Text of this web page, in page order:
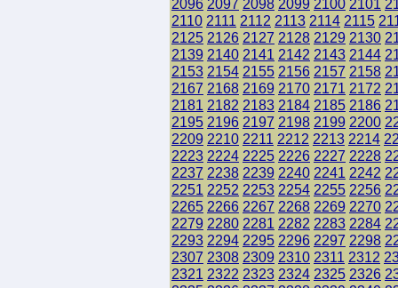
2096 2097 2098 2099 2100 2101
2110 2111 2112 2113 2114 2115
2125 2126 2127 2128 2129 2130
2139 2140 2141 2142 2143 2144
2153 2154 2155 2156 2157 2158
2167 2168 2169 2170 2171 2172
2181 2182 2183 2184 2185 2186
2195 2196 2197 2198 2199 2200
2209 2210 2211 2212 2213 2214
2223 2224 2225 2226 2227 2228
2237 2238 2239 2240 2241 2242
2251 2252 2253 2254 2255 2256
2265 2266 2267 2268 2269 2270
2279 2280 2281 2282 2283 2284
2293 2294 2295 2296 2297 2298
2307 2308 2309 2310 2311 2312
2321 2322 2323 2324 2325 2326